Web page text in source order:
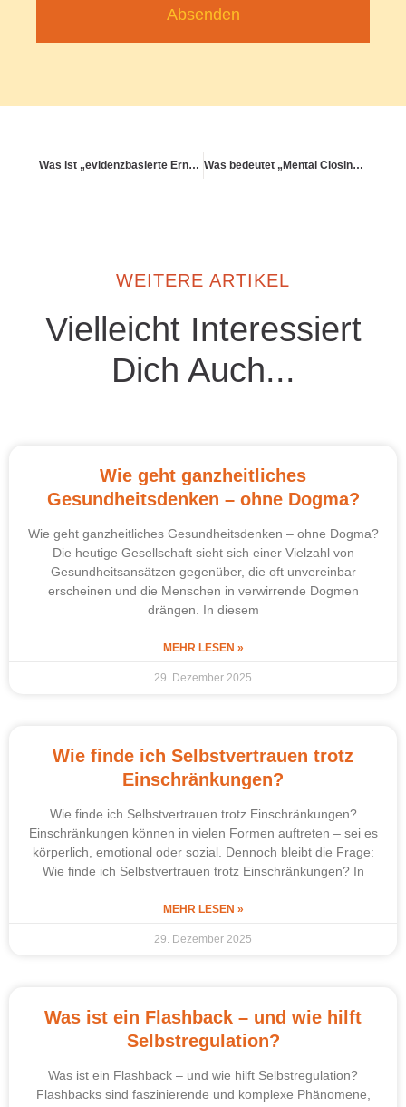
Absenden
Was ist „evidenzbasierte Ernährung“? Was bedeutet „Mental Closing“ am Feierabend?
WEITERE ARTIKEL
Vielleicht Interessiert
Dich Auch...
Wie geht ganzheitliches
Gesundheitsdenken – ohne Dogma?
Wie geht ganzheitliches Gesundheitsdenken – ohne Dogma?
Die heutige Gesellschaft sieht sich einer Vielzahl von
Gesundheitsansätzen gegenüber, die oft unvereinbar
erscheinen und die Menschen in verwirrende Dogmen
drängen. In diesem
MEHR LESEN »
29. Dezember 2025
Wie finde ich Selbstvertrauen trotz
Einschränkungen?
Wie finde ich Selbstvertrauen trotz Einschränkungen?
Einschränkungen können in vielen Formen auftreten – sei es
körperlich, emotional oder sozial. Dennoch bleibt die Frage:
Wie finde ich Selbstvertrauen trotz Einschränkungen? In
MEHR LESEN »
29. Dezember 2025
Was ist ein Flashback – und wie hilft
Selbstregulation?
Was ist ein Flashback – und wie hilft Selbstregulation?
Flashbacks sind faszinierende und komplexe Phänomene,